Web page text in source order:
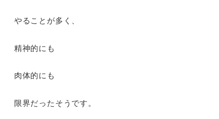
やることが多く、
精神的にも
肉体的にも
限界だったそうです。